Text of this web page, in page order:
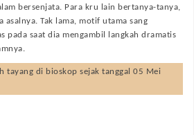
bersenjata. Para kru lain bertanya-tanya,
asalnya. Tak lama, motif utama sang
pada saat dia mengambil langkah dramatis
tayang di bioskop sejak tanggal 05 Mei